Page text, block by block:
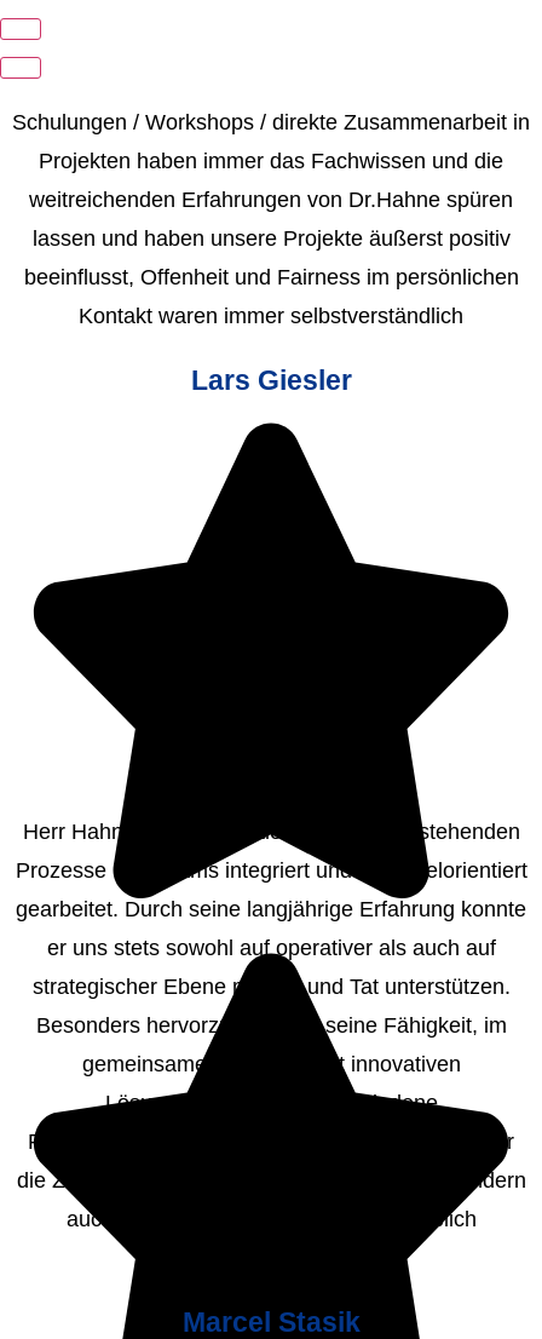
Schulungen / Workshops / direkte Zusammenarbeit in
Projekten haben immer das Fachwissen und die
weitreichenden Erfahrungen von Dr.Hahne spüren
lassen und haben unsere Projekte äußerst positiv
beeinflusst, Offenheit und Fairness im persönlichen
Kontakt waren immer selbstverständlich
Lars Giesler
Herr Hahne hat sich nahtlos in unsere bestehenden
Prozesse und Teams integriert und stets zielorientiert
gearbeitet. Durch seine langjährige Erfahrung konnte
er uns stets sowohl auf operativer als auch auf
strategischer Ebene mit Rat und Tat unterstützen.
Besonders hervorzuheben ist seine Fähigkeit, im
gemeinsamen Konsens mit innovativen
Lösungsoptionen für verschiedene
Problemstellungen aufzuwarten. Dies hat nicht nur
die Zusammenarbeit maßgeblich erleichtert, sondern
auch die Qualität der Ergebnisse erheblich
Marcel Stasik